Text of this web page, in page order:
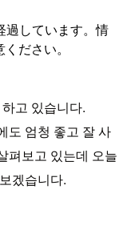
過しています。情
ださい。
고 있습니다.
도 엄청 좋고 잘 사
펴보고 있는데 오늘
겠습니다.